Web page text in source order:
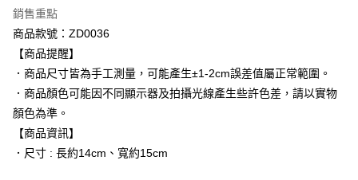
每筆NT$60，滿NT$1,000(含以上)免運費
付款後7-11取貨
每筆NT$60，滿NT$1,000(含以上)免運費
宅配
每筆NT$120，滿NT$1,000(含以上)免運費
付款後門市自取
每筆NT$60，滿NT$1,000(含以上)免運費
銷售重點
商品款號：ZD0036
【商品提醒】
．商品尺寸皆為手工測量，可能產生±1-2cm誤差值屬正常範圍。
．商品顏色可能因不同顯示器及拍攝光線產生些許色差，請以實物
顏色為準。
【商品資訊】
．尺寸 : 長約14cm、寬約15cm